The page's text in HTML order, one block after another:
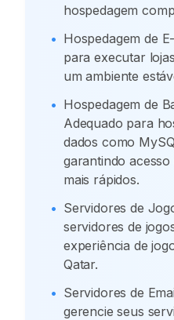
hospedagem
• Hospedagem de
para executar
um ambiente
• Hospedagem de
Adequado para
dados como
garantindo
mais rápidos.
• Servidores de
servidores de
experiência de
Qatar.
• Servidores de
gerencie seus